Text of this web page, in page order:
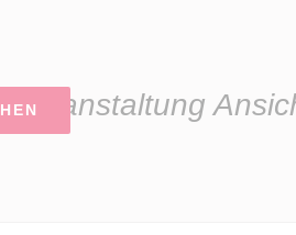
Veranstaltung